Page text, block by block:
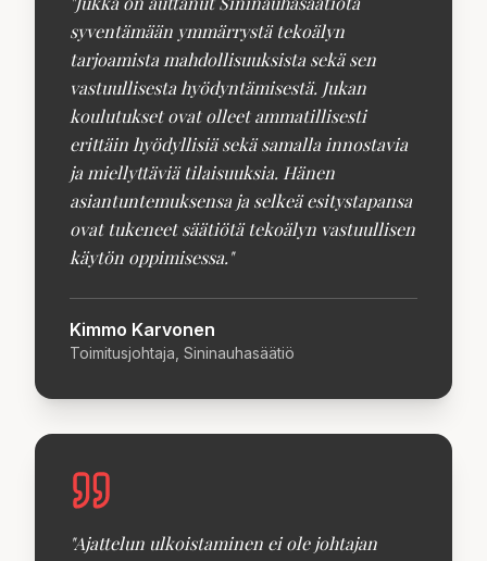
syventämään ymmärrystä tekoälyn
tarjoamista mahdollisuuksista sekä sen
vastuullisesta hyödyntämisestä. Jukan
koulutukset ovat olleet ammatillisesti
erittäin hyödyllisiä sekä samalla innostavia
ja miellyttäviä tilaisuuksia. Hänen
asiantuntemuksensa ja selkeä esitystapansa
ovat tukeneet säätiötä tekoälyn vastuullisen
käytön oppimisessa."
Kimmo Karvonen
Toimitusjohtaja, Sininauhasäätiö
"Ajattelun ulkoistaminen ei ole johtajan